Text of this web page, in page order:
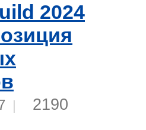
2024
| 2190